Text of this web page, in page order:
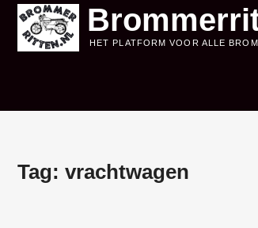
Skip
content
HET PLATFORM VOOR ALLE
Tag: vrachtwagen